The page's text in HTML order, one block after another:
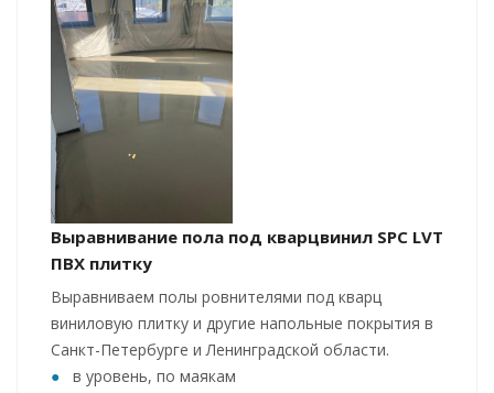
Выравнивание пола под кварцвинил SPC LVT
ПВХ плитку
Выравниваем полы ровнителями под кварц
виниловую плитку и другие напольные покрытия в
Санкт-Петербурге и Ленинградской области.
в уровень, по маякам